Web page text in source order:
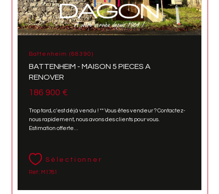
Battenheim (68390)
BATTENHEIM - MAISON 5 PIECES A
RENOVER
186 900 €
Trop tard, c'est déjà vendu ! ** Vous êtes vendeur ? Contactez-
nous rapidement, nous avons des clients pour vous.
Estimation offerte...
Sélectionner
Réf : M1781